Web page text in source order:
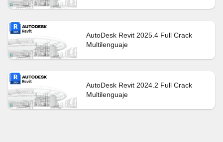
AutoDesk Revit 2025.4 Full Crack
Multilenguaje
AutoDesk Revit 2024.2 Full Crack
Multilenguaje